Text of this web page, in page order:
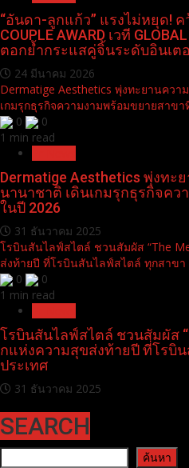
“อันดา-ลูกแก้ว” แรงไม่หยุด! ค
COUPLE AWARD เวที
ตอกย้ำกระแสคู่จิ้นระดับอินเต
24 มีนาคม 2026
Dermatige Aesthetics พุ่งทะยานควา
เกมรุกธุรกิจความงามพร้อมขยายสาขา
0
0
1 min read
Dermatige Aesthetics พุ่งทะ
นานาชาติ เดินเกมรุกธุรกิจค
ในปี 2026
31 ธันวาคม 2025
โรบินสันไลฟ์สไตล์ ชวนสัมผัส “The
ส่งท้ายปี ที่โรบินสันไลฟ์สไตล์ ทุกสาขา
0
0
1 min read
โรบินสันไลฟ์สไตล์ ชวนสัมผัส
กแห่งความสุขส่งท้ายปี ที่โรบิ
ประเทศ
31 ธันวาคม 2025
SEARCH
ค้นหา ค้นหา